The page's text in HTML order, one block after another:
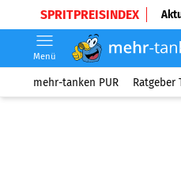
SPRITPREISINDEX
Menü
mehr-tanken PUR Ratgeber